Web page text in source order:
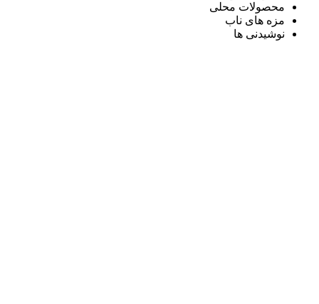
محصولات محلی
مزه های ناب
نوشیدنی ها